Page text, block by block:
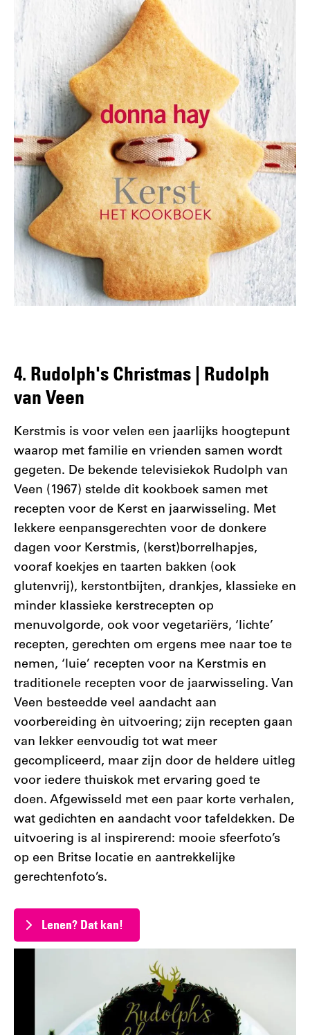
4. Rudolph's Christmas | Rudolph
van Veen
Kerstmis is voor velen een jaarlijks hoogtepunt
waarop met familie en vrienden samen wordt
gegeten. De bekende televisiekok Rudolph van
Veen (1967) stelde dit kookboek samen met
recepten voor de Kerst en jaarwisseling. Met
lekkere eenpansgerechten voor de donkere
dagen voor Kerstmis, (kerst)borrelhapjes,
vooraf koekjes en taarten bakken (ook
glutenvrij), kerstontbijten, drankjes, klassieke en
minder klassieke kerstrecepten op
menuvolgorde, ook voor vegetariërs, ‘lichte’
recepten, gerechten om ergens mee naar toe te
nemen, ‘luie’ recepten voor na Kerstmis en
traditionele recepten voor de jaarwisseling. Van
Veen besteedde veel aandacht aan
voorbereiding èn uitvoering; zijn recepten gaan
van lekker eenvoudig tot wat meer
gecompliceerd, maar zijn door de heldere uitleg
voor iedere thuiskok met ervaring goed te
doen. Afgewisseld met een paar korte verhalen,
wat gedichten en aandacht voor tafeldekken. De
uitvoering is al inspirerend: mooie sfeerfoto’s
op een Britse locatie en aantrekkelijke
gerechtenfoto’s.
Lenen? Dat kan!